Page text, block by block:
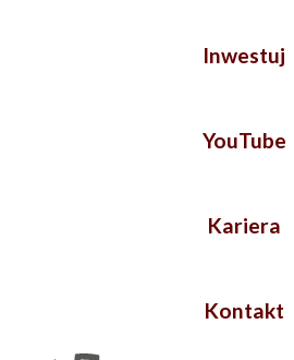
Inwestuj
YouTube
Kariera
Kontakt